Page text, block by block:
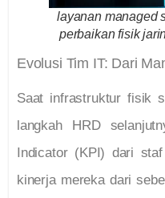
layanan managed
perbaikan fisik
Evolusi Tim IT: Dari
Saat infrastruktur fisik
langkah HRD
Indicator (KPI) dari
kinerja mereka dari